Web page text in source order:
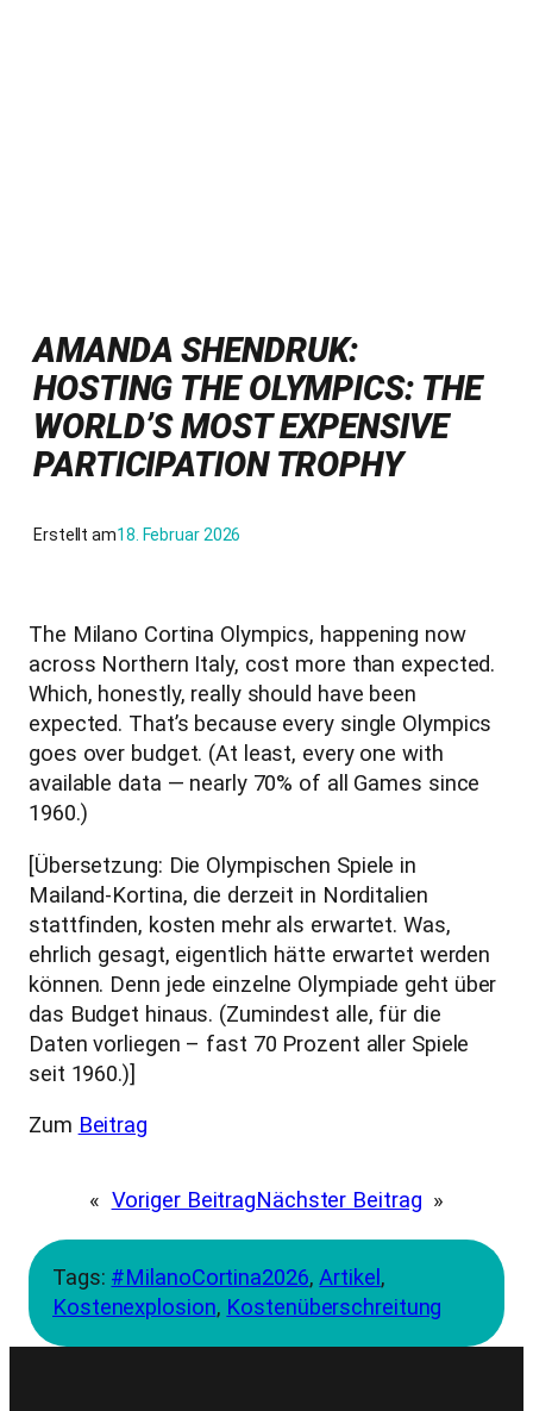
AMANDA SHENDRUK:
HOSTING THE OLYMPICS: THE
WORLD’S MOST EXPENSIVE
PARTICIPATION TROPHY
Erstellt am18. Februar 2026
The Milano Cortina Olympics, happening now
across Northern Italy, cost more than expected.
Which, honestly, really should have been
expected. That’s because every single Olympics
goes over budget. (At least, every one with
available data — nearly 70% of all Games since
1960.)
[Übersetzung: Die Olympischen Spiele in
Mailand-Kortina, die derzeit in Norditalien
stattfinden, kosten mehr als erwartet. Was,
ehrlich gesagt, eigentlich hätte erwartet werden
können. Denn jede einzelne Olympiade geht über
das Budget hinaus. (Zumindest alle, für die
Daten vorliegen – fast 70 Prozent aller Spiele
seit 1960.)]
Zum Beitrag
« Voriger BeitragNächster Beitrag »
Tags: #MilanoCortina2026, Artikel
Kostenexplosion, Kostenüberschreitung